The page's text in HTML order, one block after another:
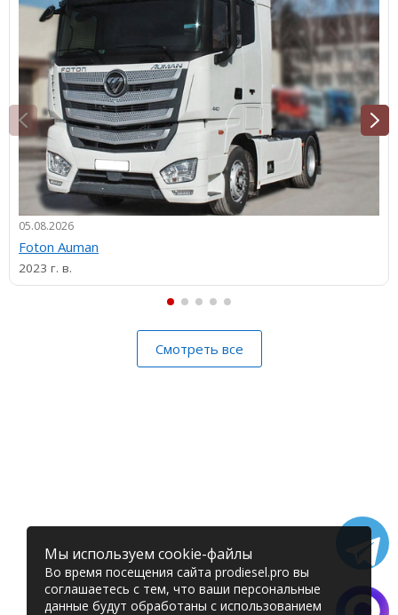
05.08.2026
Foton Auman
2023 г. в.
Смотреть все
Мы используем cookie-файлы
Во время посещения сайта prodiesel.pro вы
соглашаетесь с тем, что ваши персональные
данные будут обработаны с использованием